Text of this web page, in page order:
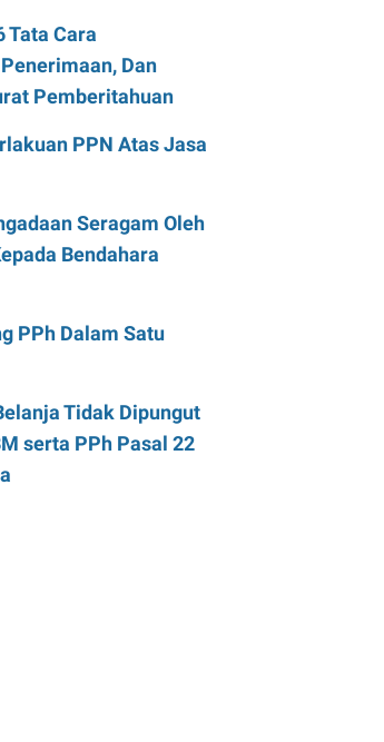
Tata Cara
Dan
Pemberitahuan
PPN Atas Jasa
Seragam Oleh
Bendahara
PPh Dalam Satu
Tidak Dipungut
serta PPh Pasal 22